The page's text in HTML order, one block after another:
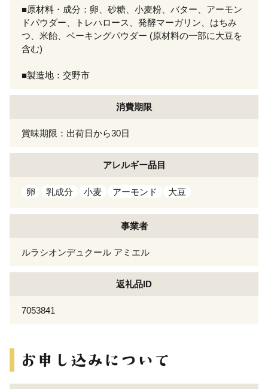
■原材料・成分：卵、砂糖、小麦粉、バター、アーモン
ドパウダー、トレハロース、発酵マーガリン、はちみ
つ、米飴、ベーキングパウダー (原材料の一部に大豆を
含む)
■製造地：交野市
消費期限
賞味期限：出荷日から30日
アレルギー品目
卵 乳成分 小麦 アーモンド 大豆
事業者
ルラシオンデュクール アミエル
返礼品ID
7053841